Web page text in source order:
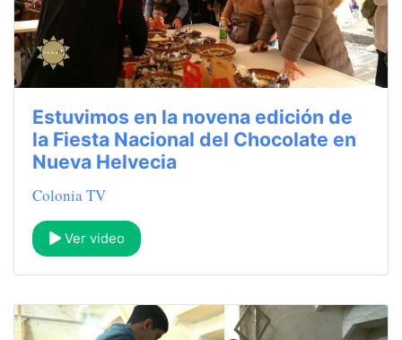
Estuvimos en la novena edición de
la Fiesta Nacional del Chocolate en
Nueva Helvecia
Colonia TV
Ver video